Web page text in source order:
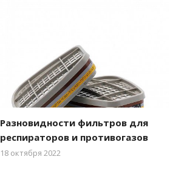
Разновидности фильтров для
респираторов и противогазов
18 октября 2022